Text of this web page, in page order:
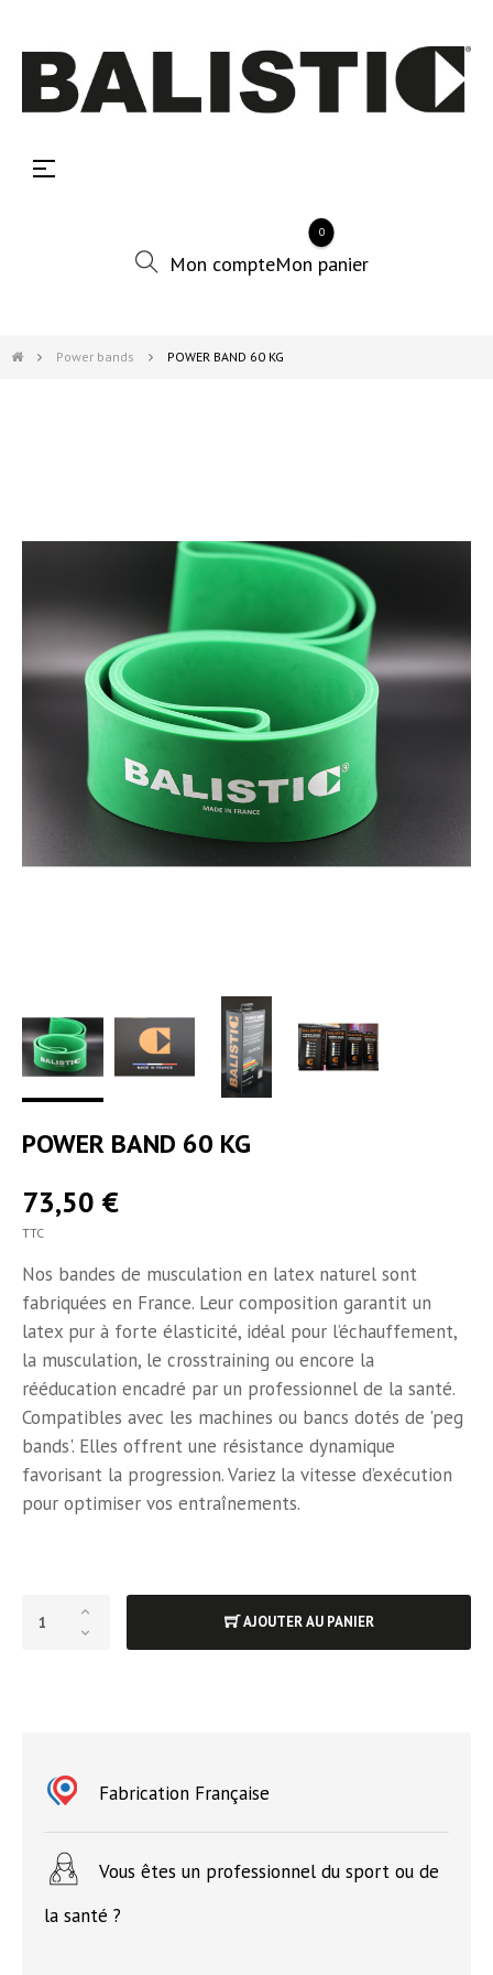
Basculer
☰
0
Power bands POWER BAND 60 KG
POWER BAND 60 KG
73,50 €
TTC
Nos bandes de musculation en latex naturel sont
fabriquées en France. Leur composition garantit un
latex pur à forte élasticité, idéal pour l’échauffement,
la musculation, le crosstraining ou encore la
rééducation encadré par un professionnel de la santé.
Compatibles avec les machines ou bancs dotés de 'peg
bands'. Elles offrent une résistance dynamique
favorisant la progression. Variez la vitesse d’exécution
pour optimiser vos entraînements.
AJOUTER AU PANIER
Fabrication Française
Vous êtes un professionnel du sport ou de
la santé ?